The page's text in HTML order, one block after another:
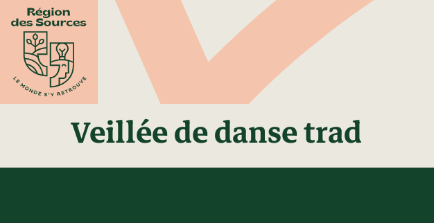
Veillée de danse trad